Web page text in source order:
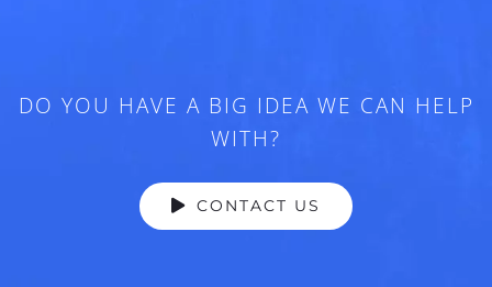
DO YOU HAVE A BIG IDEA WE CAN HELP
WITH?
CONTACT US